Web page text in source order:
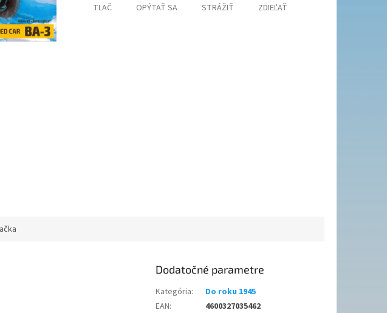
TLAČ OPÝTAŤ SA STRÁŽIŤ ZDIEĽAŤ
Dodatočné parametre
Kategória:
Do roku 1945
EAN:
4600327035462